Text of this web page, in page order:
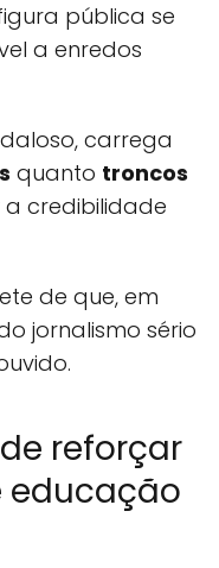
pública se
a enredos
carrega
quanto troncos
credibilidade
de que, em
jornalismo sério
reforçar
educação